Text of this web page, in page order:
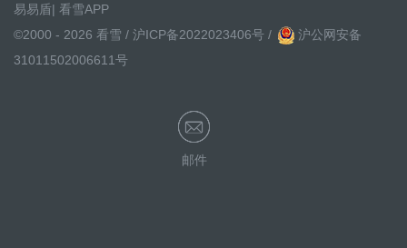
易易盾| 看雪APP
©2000 - 2026 看雪 / 沪ICP备2022023406号 /
沪公网安备
31011502006611号
邮件